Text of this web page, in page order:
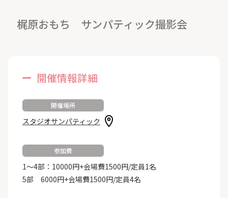
梶原おもち サンパティック撮影会
開催情報詳細
開催場所
スタジオサンパティック
参加費
1〜4部：10000円+会場費1500円/定員1名
5部 6000円+会場費1500円/定員4名